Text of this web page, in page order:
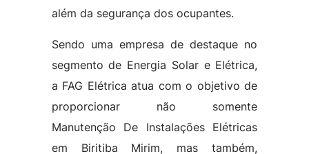
além da segurança dos ocupantes.
Sendo uma empresa de destaque no
segmento de Energia Solar e Elétrica,
a FAG Elétrica atua com o objetivo de
proporcionar não somente
Manutenção De Instalações Elétricas
em Biritiba Mirim, mas também,